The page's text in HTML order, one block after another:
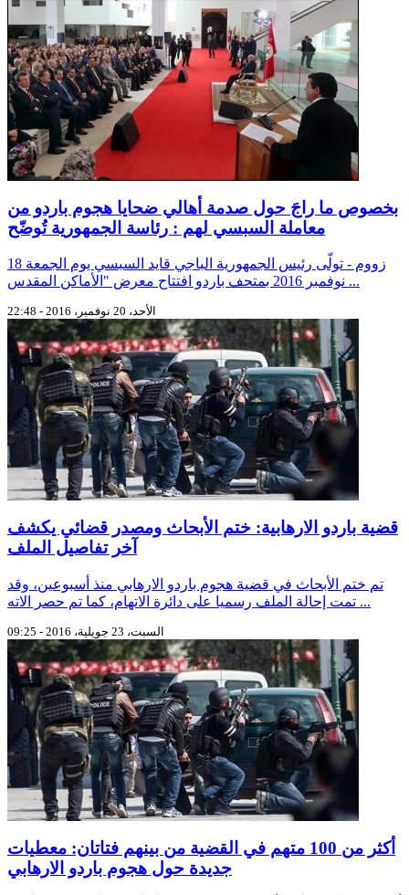
بخصوص ما راجَ حول صدمة أهالي ضحايا هجوم باردو من
معاملة السبسي لهم : رئاسة الجمهورية تُوضّح
زووم - تولّى رئيس الجمهورية الباجي قايد السبسي يوم الجمعة 18
نوفمبر 2016 بمتحف باردو افتتاح معرض "الأماكن المقدس ...
الأحد، 20 نوفمبر، 2016 - 22:48
قضية باردو الارهابية: ختم الأبحاث ومصدر قضائي يكشف
آخر تفاصيل الملف
تم ختم الأبحاث في قضية هجوم باردو الارهابي منذ أسبوعين، وقد
تمت إحالة الملف رسميا على دائرة الاتهام، كما تم حصر الاته ...
السبت، 23 جويلية، 2016 - 09:25
أكثر من 100 متهم في القضية من بينهم فتاتان: معطيات
جديدة حول هجوم باردو الارهابي